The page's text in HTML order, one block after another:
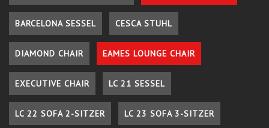
BARCELONA SESSEL CESCA STUHL
DIAMOND CHAIR EAMES LOUNGE CHAIR
EXECUTIVE CHAIR LC 21 SESSEL
LC 22 SOFA 2-SITZER LC 23 SOFA 3-SITZER